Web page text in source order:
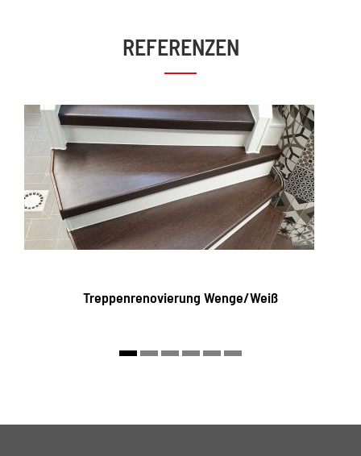
REFERENZEN
Treppenrenovierung Wenge/Weiß